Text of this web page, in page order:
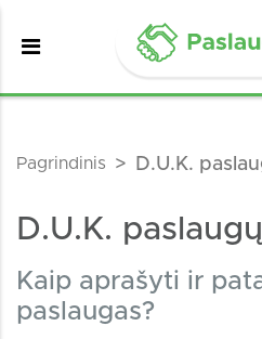
Pagrindinis D.U.K.
D.U.K.
Kaip aprašyti ir
paslaugas?